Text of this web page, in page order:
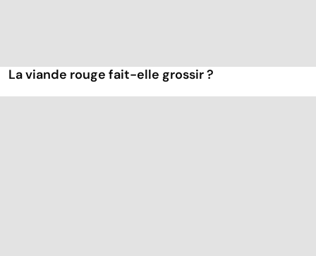
La viande rouge fait-elle grossir ?